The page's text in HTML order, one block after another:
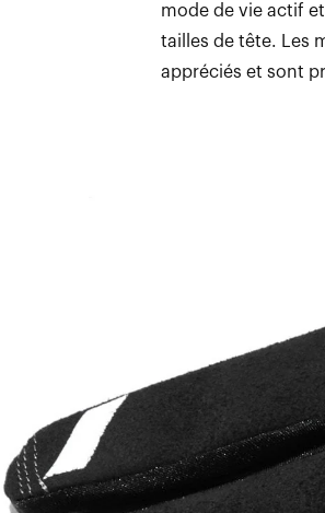
mode de vie actif
tailles de tête. Les
appréciés et sont